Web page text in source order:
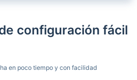
configuración fácil
en poco tiempo y con facilidad